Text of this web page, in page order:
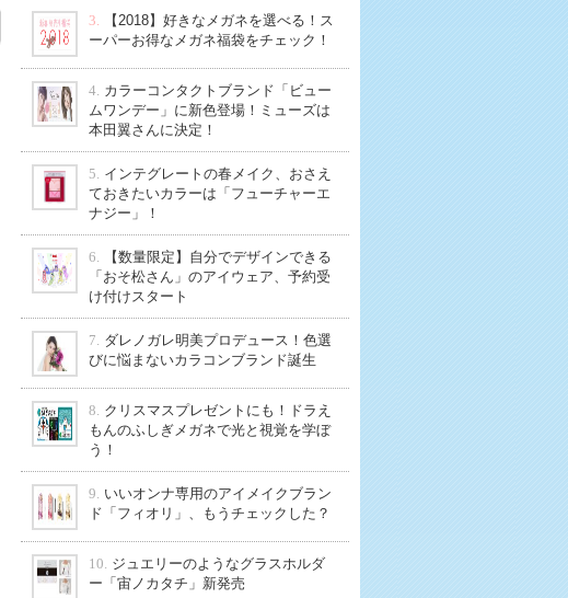
3.
【2018】好きなメガネを選べる！ス
ーパーお得なメガネ福袋をチェック！
4. カラーコンタクトブランド「ビュー
ムワンデー」に新色登場！ミューズは
本田翼さんに決定！
5. インテグレートの春メイク、おさえ
ておきたいカラーは「フューチャーエ
ナジー」！
6.
【数量限定】自分でデザインできる
「おそ松さん」のアイウェア、予約受
け付けスタート
7. ダレノガレ明美プロデュース！色選
びに悩まないカラコンブランド誕生
8. クリスマスプレゼントにも！ドラえ
もんのふしぎメガネで光と視覚を学ぼ
う！
9. いいオンナ専用のアイメイクブラン
ド「フィオリ」、もうチェックした？
10. ジュエリーのようなグラスホルダ
ー「宙ノカタチ」新発売